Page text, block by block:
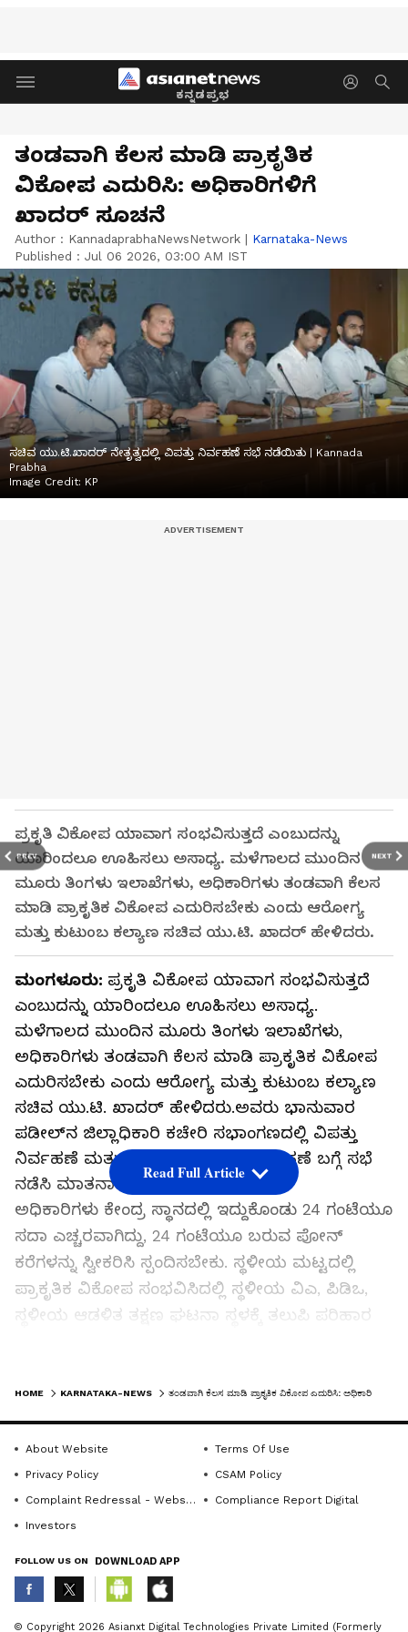
ಕನ್ನಡಪ್ರಭ
PREV NEXT
ತಂಡವಾಗಿ ಕೆಲಸ ಮಾಡಿ ಪ್ರಾಕೃತಿಕ
ವಿಕೋಪ ಎದುರಿಸಿ: ಅಧಿಕಾರಿಗಳಿಗೆ
ಖಾದರ್‌ ಸೂಚನೆ
Author : KannadaprabhaNewsNetwork | Karnataka-News
Published : Jul 06 2026, 03:00 AM IST
ಸಚಿವ ಯು.ಟಿ.ಖಾದರ್‌ ನೇತೃತ್ವದಲ್ಲಿ ವಿಪತ್ತು ನಿರ್ವಹಣೆ ಸಭೆ ನಡೆಯಿತು | Kannada
Prabha
Image Credit: KP
ಪ್ರಕೃತಿ ವಿಕೋಪ ಯಾವಾಗ ಸಂಭವಿಸುತ್ತದೆ ಎಂಬುದನ್ನು
ಯಾರಿಂದಲೂ ಊಹಿಸಲು ಅಸಾಧ್ಯ. ಮಳೆಗಾಲದ ಮುಂದಿನ
ಮೂರು ತಿಂಗಳು ಇಲಾಖೆಗಳು, ಅಧಿಕಾರಿಗಳು ತಂಡವಾಗಿ ಕೆಲಸ
ಮಾಡಿ ಪ್ರಾಕೃತಿಕ ವಿಕೋಪ ಎದುರಿಸಬೇಕು ಎಂದು ಆರೋಗ್ಯ
ಮತ್ತು ಕುಟುಂಬ ಕಲ್ಯಾಣ ಸಚಿವ ಯು.ಟಿ. ಖಾದರ್‌ ಹೇಳಿದರು.
ಮಂಗಳೂರು: ಪ್ರಕೃತಿ ವಿಕೋಪ ಯಾವಾಗ ಸಂಭವಿಸುತ್ತದೆ
ಎಂಬುದನ್ನು ಯಾರಿಂದಲೂ ಊಹಿಸಲು ಅಸಾಧ್ಯ.
ಮಳೆಗಾಲದ ಮುಂದಿನ ಮೂರು ತಿಂಗಳು ಇಲಾಖೆಗಳು,
ಅಧಿಕಾರಿಗಳು ತಂಡವಾಗಿ ಕೆಲಸ ಮಾಡಿ ಪ್ರಾಕೃತಿಕ ವಿಕೋಪ
ಎದುರಿಸಬೇಕು ಎಂದು ಆರೋಗ್ಯ ಮತ್ತು ಕುಟುಂಬ ಕಲ್ಯಾಣ
ಸಚಿವ ಯು.ಟಿ. ಖಾದರ್‌ ಹೇಳಿದರು.ಅವರು ಭಾನುವಾರ
ಪಡೀಲ್‌ನ ಜಿಲ್ಲಾಧಿಕಾರಿ ಕಚೇರಿ ಸಭಾಂಗಣದಲ್ಲಿ ವಿಪತ್ತು
ನಿರ್ವಹಣೆ ಮತ್ತು ಕುಡಿಯುವ ನೀರಿನ ನಿರ್ವಹಣೆ ಬಗ್ಗೆ ಸಭೆ
ನಡೆಸಿ ಮಾತನಾಡಿದರು.
ಅಧಿಕಾರಿಗಳು ಕೇಂದ್ರ ಸ್ಥಾನದಲ್ಲಿ ಇದ್ದುಕೊಂಡು 24 ಗಂಟೆಯೂ
ಸದಾ ಎಚ್ಚರವಾಗಿದ್ದು, 24 ಗಂಟೆಯೂ ಬರುವ ಪೋನ್‌
ಕರೆಗಳನ್ನು ಸ್ವೀಕರಿಸಿ ಸ್ಪಂದಿಸಬೇಕು. ಸ್ಥಳೀಯ ಮಟ್ಟದಲ್ಲಿ
ಪ್ರಾಕೃತಿಕ ವಿಕೋಪ ಸಂಭವಿಸಿದಲ್ಲಿ ಸ್ಥಳೀಯ ವಿಎ, ಪಿಡಿಒ,
ಸ್ಥಳೀಯ ಆಡಳಿತ ತಕ್ಷಣ ಘಟನಾ ಸ್ಥಳಕ್ಕೆ ತಲುಪಿ ಪರಿಹಾರ
ಇಲಾಖೆ, ಹೆದ್ದಾರಿ ಇಲಾಖೆ, ಎಂಜೀನಿಯರಿಂಗ್‌ ವಿಭಾಗ
ಇಲಾಖೆ, ನಗರಾಭಿವೃದ್ಧಿ ಸೇರಿದಂತೆ ಎಲ್ಲ ಇಲಾಖೆಗಳು
ಸಮನ್ವಯದಿಂದ ತಂಡವಾಗಿ ಕೆಲಸ ಮಾಡಿ ಎಂದು
ಸೂಚಿಸಿದರು.
ಅನುದಾನದ ಕೊರತೆ ಇಲ್ಲ:
ದ.ಕ.ಜಿಲ್ಲಾಧಿಕಾರಿ ದರ್ಶನ್‌ ಮಾತನಾಡಿ, ಪ್ರಾಕೃತಿಕ
ವಿಕೋಪಕ್ಕೆ ಸಂಬಂಧಿಸಿದಂತೆ ಜಿಲ್ಲೆಯಲ್ಲಿ 1.5 ಕೋಟಿ ರು. ಇದೆ.
ತಾಲೂಕುಗಳಿಗೆ ಒಟ್ಟು 3.74 ಕೋಟಿ ರು. ಹಂಚಲಾಗಿದೆ ಎಂದು
ಮಾಹಿತಿ ನೀಡಿದರು. ಯು.ಟಿ.ಖಾದರ್‌ ಮಾತನಾಡಿ, ಪ್ರಾಕೃತಿಕ
Read Full Article
ABOUT THE AUTHOR
HOME KARNATAKA-NEWS
About Website
Terms Of Use
Privacy Policy
CSAM Policy
Complaint Redressal - Website
Compliance Report Digital
Investors
FOLLOW US ON DOWNLOAD APP
© Copyright 2026 Asianxt Digital Technologies Private Limited (Formerly